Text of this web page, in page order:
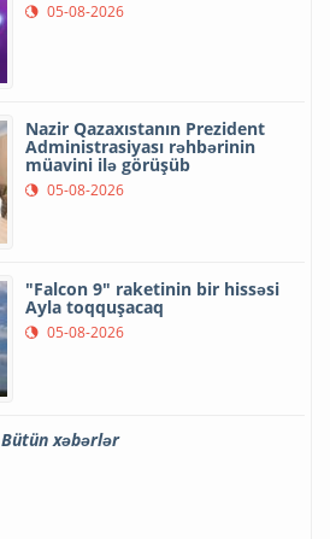
05-08-2026
Nazir Qazaxıstanın Prezident
Administrasiyası rəhbərinin
müavini ilə görüşüb
05-08-2026
"Falcon 9" raketinin bir hissəsi
Ayla toqquşacaq
05-08-2026
Bütün xəbərlər